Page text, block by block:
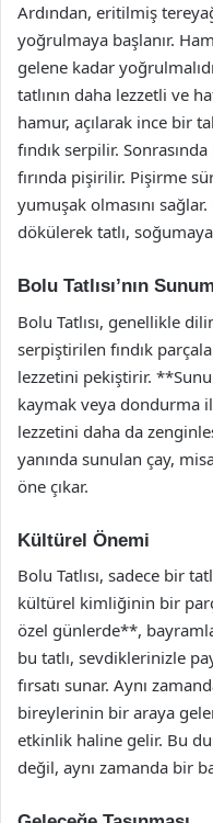
Ardından, eritilmiş
yoğrulmaya başlanır.
gelene kadar
tatlının daha lezzetli ve
hamur, açılarak ince bir
fındık serpilir.
fırında pişirilir. Pişirme
yumuşak olmasını
dökülerek tatlı, soğumaya
Bolu Tatlısı’nın
Bolu Tatlısı, genellikle
serpiştirilen fındık
lezzetini pekiştirir.
kaymak veya dondurma
lezzetini daha da
yanında sunulan çay,
öne çıkar.
Kültürel Önemi
Bolu Tatlısı, sadece bir
kültürel kimliğinin bir
özel günlerde**,
bu tatlı, sevdiklerinizle
fırsatı sunar. Aynı
bireylerinin bir araya
etkinlik haline gelir. Bu
değil, aynı zamanda bir